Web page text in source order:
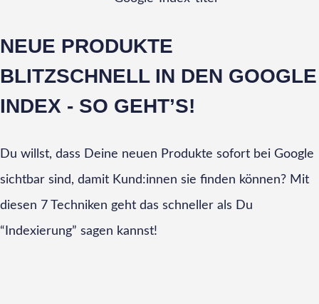
NEUE PRODUKTE
BLITZSCHNELL IN DEN GOOGLE
INDEX - SO GEHT’S!
Du willst, dass Deine neuen Produkte sofort bei Google
sichtbar sind, damit Kund:innen sie finden können? Mit
diesen 7 Techniken geht das schneller als Du
“Indexierung” sagen kannst!